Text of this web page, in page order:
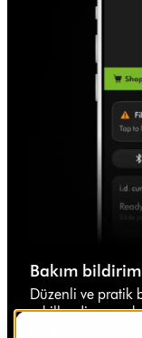
Bakım
Düzenli ve pratik
şekillendirme ve